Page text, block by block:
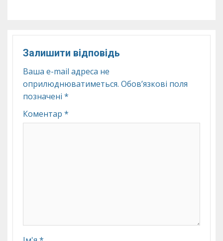
Залишити відповідь
Ваша e-mail адреса не
оприлюднюватиметься. Обов’язкові поля
позначені *
Коментар *